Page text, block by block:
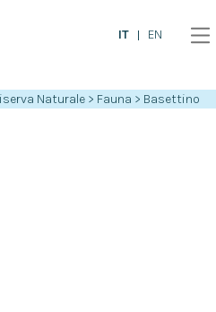
IT EN
Naturale > Fauna > Basettino